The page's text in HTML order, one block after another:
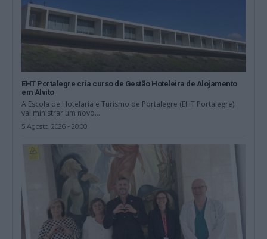
EHT Portalegre cria curso de Gestão Hoteleira de Alojamento
em Alvito
A Escola de Hotelaria e Turismo de Portalegre (EHT Portalegre)
vai ministrar um novo...
5 Agosto, 2026 - 20:00